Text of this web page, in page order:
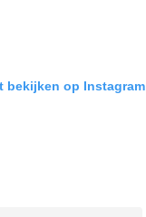
bekijken op Instagram